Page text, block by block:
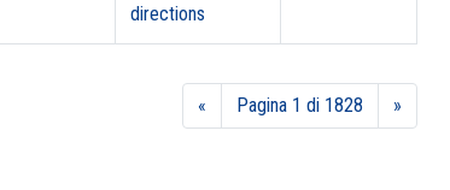
directions
« Pagina 1 di 1828 »